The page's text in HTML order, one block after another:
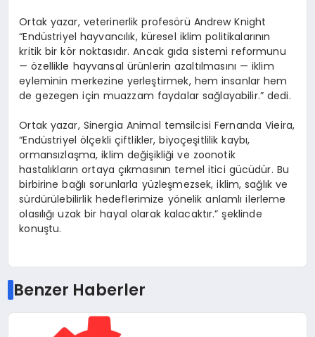
Ortak yazar, veterinerlik profesörü Andrew Knight
“Endüstriyel hayvancılık, küresel iklim politikalarının
kritik bir kör noktasıdır. Ancak gıda sistemi reformunu
— özellikle hayvansal ürünlerin azaltılmasını — iklim
eyleminin merkezine yerleştirmek, hem insanlar hem
de gezegen için muazzam faydalar sağlayabilir.” dedi.
Ortak yazar, Sinergia Animal temsilcisi Fernanda Vieira,
“Endüstriyel ölçekli çiftlikler, biyoçeşitlilik kaybı,
ormansızlaşma, iklim değişikliği ve zoonotik
hastalıkların ortaya çıkmasının temel itici gücüdür. Bu
birbirine bağlı sorunlarla yüzleşmezsek, iklim, sağlık ve
sürdürülebilirlik hedeflerimize yönelik anlamlı ilerleme
olasılığı uzak bir hayal olarak kalacaktır.” şeklinde
konuştu.
Benzer Haberler